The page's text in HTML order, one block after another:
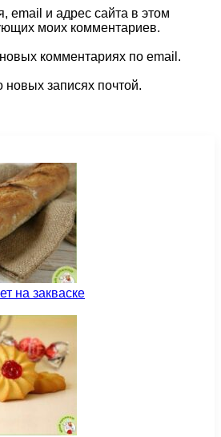
email и адрес сайта в этом
моих комментариев.
комментариях по email.
записях почтой.
на закваске